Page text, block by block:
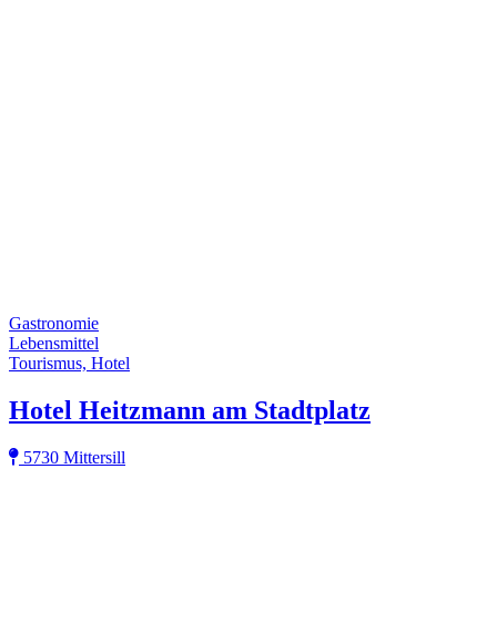
Gastronomie
Lebensmittel
Tourismus, Hotel
Hotel Heitzmann am Stadtplatz
5730 Mittersill